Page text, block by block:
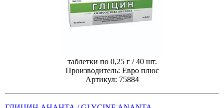
таблетки по 0,25 г / 40 шт.
Производитель: Евро плюс
Артикул: 75884